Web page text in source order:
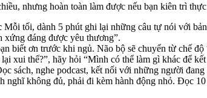
nhưng hoàn toàn làm được nếu bạn kiên trì
Mỗi tối, dành 5 phút ghi lại những câu tự nói với
đáng được yêu thương”.
biết ơn trước khi ngủ. Não bộ sẽ chuyển từ chế
xui thế?”, hãy hỏi “Mình có thể làm gì khác để
sách, nghe podcast, kết nối với những người
nghĩ không đủ, phải đi kèm hành động nhỏ. Đọc